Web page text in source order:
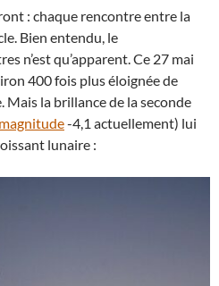
: chaque rencontre entre la
Bien entendu, le
n’est qu’apparent. Ce 27 mai
400 fois plus éloignée de
Mais la brillance de la seconde
magnitude-4,1 actuellement) lui
lunaire :